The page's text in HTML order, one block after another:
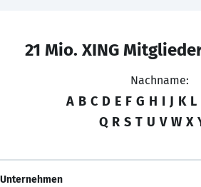
21 Mio. XING
Nachname:
A B C D E F G H I J K L
Q R S T U V W X
Unternehmen